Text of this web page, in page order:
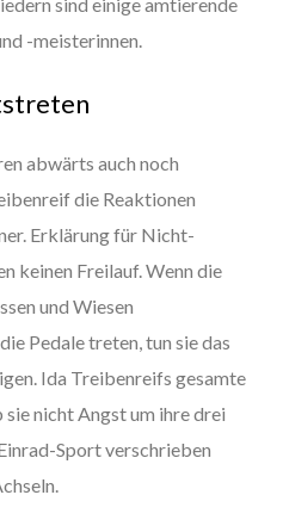
-meisterinnen.
abwärts auch noch
die Reaktionen
Erklärung für Nicht-
keinen Freilauf. Wenn die
und Wiesen
Pedale treten, tun sie das
Ida Treibenreifs gesamte
nicht Angst um ihre drei
Sport verschrieben